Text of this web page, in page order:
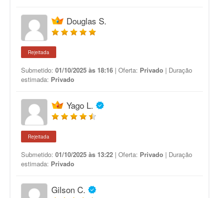
Douglas S.
Rejeitada
Submetido: 01/10/2025 às 18:16 | Oferta: Privado | Duração
estimada: Privado
Yago L.
Rejeitada
Submetido: 01/10/2025 às 13:22 | Oferta: Privado | Duração
estimada: Privado
Gilson C.